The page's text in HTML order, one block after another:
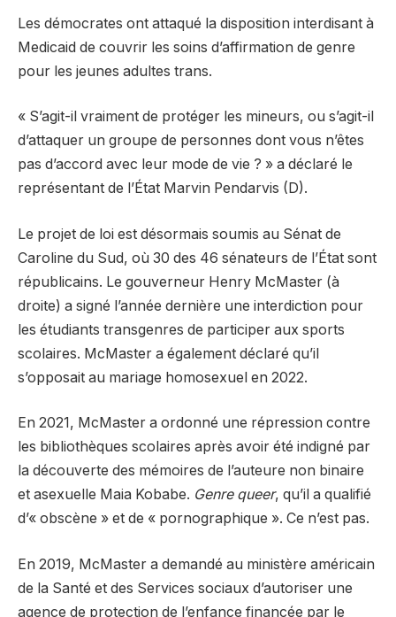
Les démocrates ont attaqué la disposition interdisant à
Medicaid de couvrir les soins d’affirmation de genre
pour les jeunes adultes trans.
« S’agit-il vraiment de protéger les mineurs, ou s’agit-il
d’attaquer un groupe de personnes dont vous n’êtes
pas d’accord avec leur mode de vie ? » a déclaré le
représentant de l’État Marvin Pendarvis (D).
Le projet de loi est désormais soumis au Sénat de
Caroline du Sud, où 30 des 46 sénateurs de l’État sont
républicains. Le gouverneur Henry McMaster (à
droite) a signé l’année dernière une interdiction pour
les étudiants transgenres de participer aux sports
scolaires. McMaster a également déclaré qu’il
s’opposait au mariage homosexuel en 2022.
En 2021, McMaster a ordonné une répression contre
les bibliothèques scolaires après avoir été indigné par
la découverte des mémoires de l’auteure non binaire
et asexuelle Maia Kobabe. Genre queer, qu’il a qualifié
d’« obscène » et de « pornographique ». Ce n’est pas.
En 2019, McMaster a demandé au ministère américain
de la Santé et des Services sociaux d’autoriser une
agence de protection de l’enfance financée par le